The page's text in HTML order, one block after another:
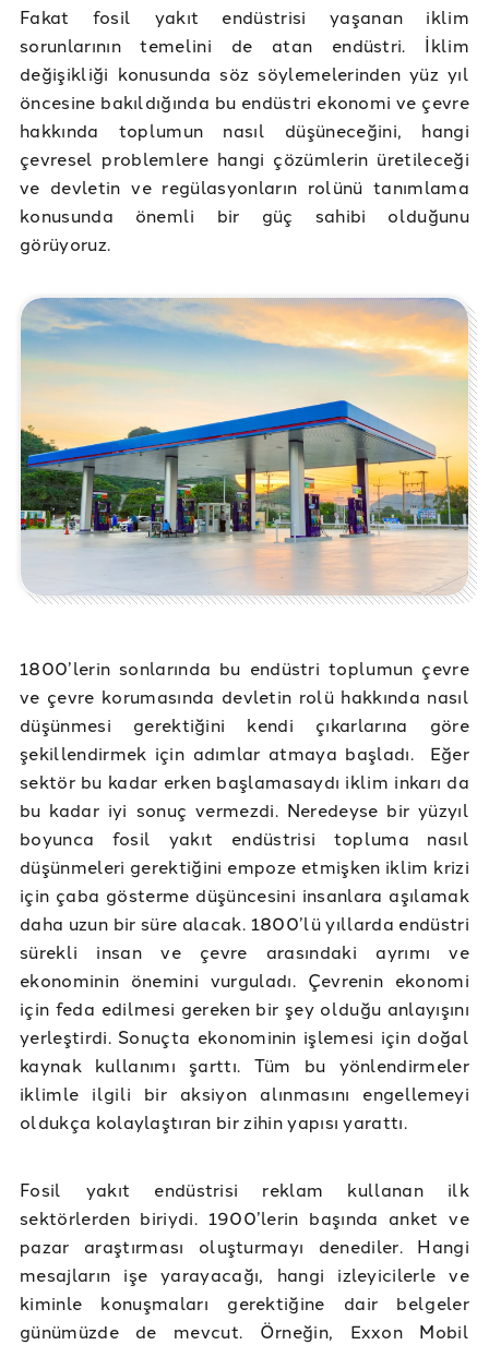
Fakat fosil yakıt endüstrisi yaşanan iklim
sorunlarının temelini de atan endüstri. İklim
değişikliği konusunda söz söylemelerinden yüz yıl
öncesine bakıldığında bu endüstri ekonomi ve çevre
hakkında toplumun nasıl düşüneceğini, hangi
çevresel problemlere hangi çözümlerin üretileceği
ve devletin ve regülasyonların rolünü tanımlama
konusunda önemli bir güç sahibi olduğunu
görüyoruz.
1800’lerin sonlarında bu endüstri toplumun çevre
ve çevre korumasında devletin rolü hakkında nasıl
düşünmesi gerektiğini kendi çıkarlarına göre
şekillendirmek için adımlar atmaya başladı. Eğer
sektör bu kadar erken başlamasaydı iklim inkarı da
bu kadar iyi sonuç vermezdi. Neredeyse bir yüzyıl
boyunca fosil yakıt endüstrisi topluma nasıl
düşünmeleri gerektiğini empoze etmişken iklim krizi
için çaba gösterme düşüncesini insanlara aşılamak
daha uzun bir süre alacak. 1800’lü yıllarda endüstri
sürekli insan ve çevre arasındaki ayrımı ve
ekonominin önemini vurguladı. Çevrenin ekonomi
için feda edilmesi gereken bir şey olduğu anlayışını
yerleştirdi. Sonuçta ekonominin işlemesi için doğal
kaynak kullanımı şarttı. Tüm bu yönlendirmeler
iklimle ilgili bir aksiyon alınmasını engellemeyi
oldukça kolaylaştıran bir zihin yapısı yarattı.
Fosil yakıt endüstrisi reklam kullanan ilk
sektörlerden biriydi. 1900’lerin başında anket ve
pazar araştırması oluşturmayı denediler. Hangi
mesajların işe yarayacağı, hangi izleyicilerle ve
kiminle konuşmaları gerektiğine dair belgeler
günümüzde de mevcut. Örneğin, Exxon Mobil